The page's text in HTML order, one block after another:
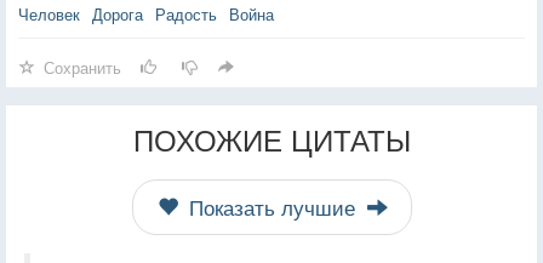
Человек Дорога Радость Война
Сохранить
ПОХОЖИЕ ЦИТАТЫ
Показать лучшие